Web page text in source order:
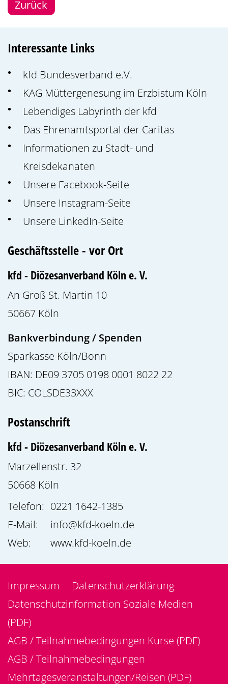
Zurück
Interessante Links
kfd Bundesverband e.V.
KAG Müttergenesung im Erzbistum Köln
Lebendiges Labyrinth der kfd
Das Ehrenamtsportal der Caritas
Informationen zu Stadt- und
Kreisdekanaten
Unsere Facebook-Seite
Unsere Instagram-Seite
Unsere LinkedIn-Seite
Geschäftsstelle - vor Ort
kfd - Diözesanverband Köln e. V.
An Groß St. Martin 10
50667 Köln
Bankverbindung / Spenden
Sparkasse Köln/Bonn
IBAN: DE09 3705 0198 0001 8022 22
BIC: COLSDE33XXX
Postanschrift
kfd - Diözesanverband Köln e. V.
Marzellenstr. 32
50668 Köln
Telefon: 0221 1642-1385
E-Mail:
info@kfd-koeln.de
Web:
www.kfd-koeln.de
Impressum
Datenschutzerklärung
Datenschutzinformation Soziale Medien
(PDF)
AGB / Teilnahmebedingungen Kurse (PDF)
AGB / Teilnahmebedingungen
Mehrtagesveranstaltungen/Reisen (PDF)